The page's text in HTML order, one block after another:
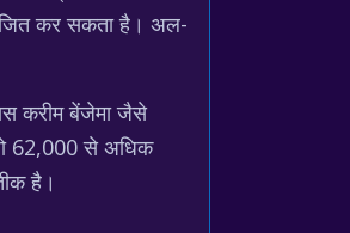
कर सकता है। अल-
करीम बेंजेमा जैसे
62,000 से अधिक
है।